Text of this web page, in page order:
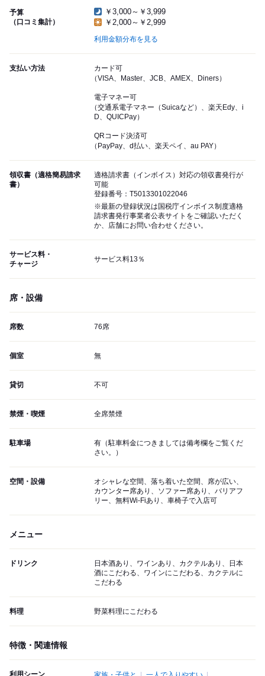
予算
（口コミ集計）
￥3,000～￥3,999
￥2,000～￥2,999
利用金額分布を見る
支払い方法
カード可
（VISA、Master、JCB、AMEX、Diners）
電子マネー可
（交通系電子マネー（Suicaなど）、楽天Edy、i
D、QUICPay）
QRコード決済可
（PayPay、d払い、楽天ペイ、au PAY）
領収書（適格簡易請求
書）
適格請求書（インボイス）対応の領収書発行が
可能
登録番号：T5013301022046
※最新の登録状況は国税庁インボイス制度適格
請求書発行事業者公表サイトをご確認いただく
か、店舗にお問い合わせください。
サービス料・
チャージ
サービス料13％
席・設備
席数 76席
個室 無
貸切 不可
禁煙・喫煙 全席禁煙
駐車場
有（駐車料金につきましては備考欄をご覧くだ
さい。）
空間・設備
オシャレな空間、落ち着いた空間、席が広い、
カウンター席あり、ソファー席あり、バリアフ
リー、無料Wi-Fiあり、車椅子で入店可
メニュー
ドリンク
日本酒あり、ワインあり、カクテルあり、日本
酒にこだわる、ワインにこだわる、カクテルに
こだわる
料理 野菜料理にこだわる
特徴・関連情報